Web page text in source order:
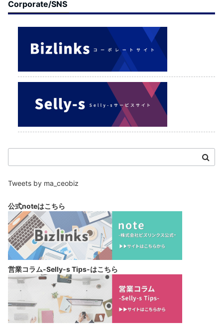
Corporate/SNS
Tweets by ma_ceobiz
公式noteはこちら
営業コラム-Selly-s Tips-はこちら